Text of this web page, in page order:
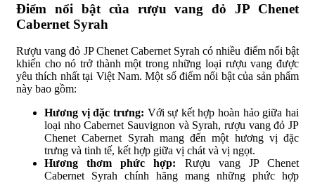
Điểm nổi bật của rượu vang đỏ JP Chenet
Cabernet Syrah
Rượu vang đỏ JP Chenet Cabernet Syrah có nhiều điểm nổi bật
khiến cho nó trở thành một trong những loại rượu vang được
yêu thích nhất tại Việt Nam. Một số điểm nổi bật của sản phẩm
này bao gồm:
Hương vị đặc trưng: Với sự kết hợp hoàn hảo giữa hai
loại nho Cabernet Sauvignon và Syrah, rượu vang đỏ JP
Chenet Cabernet Syrah mang đến một hương vị đặc
trưng và tinh tế, kết hợp giữa vị chát và vị ngọt.
Hương thơm phức hợp: Rượu vang JP Chenet
Cabernet Syrah chính hãng mang những phức hợp